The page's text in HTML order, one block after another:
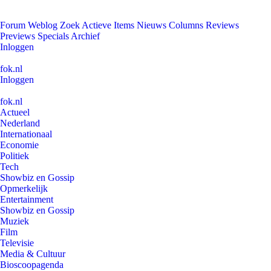
Forum Weblog Zoek Actieve Items Nieuws Columns Reviews
Previews Specials Archief
Inloggen
fok.nl
Inloggen
fok.nl
Actueel
Nederland
Internationaal
Economie
Politiek
Tech
Showbiz en Gossip
Opmerkelijk
Entertainment
Showbiz en Gossip
Muziek
Film
Televisie
Media & Cultuur
Bioscoopagenda